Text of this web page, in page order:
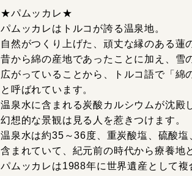
★パムッカレ★
パムッカレはトルコが誇る温泉地。
自然がつくり上げた、頑丈な縁のある蓮
昔から綿の産地であったことに加え、雪
広がっていることから、トルコ語で「綿
と呼ばれています。
温泉水に含まれる炭酸カルシウムが沈殿
幻想的な景観は見る人を惹きつけます。
温泉水は約35～36度、重炭酸塩、硫酸
含まれていて、紀元前の時代から療養地
パムッカレは1988年に世界遺産として複